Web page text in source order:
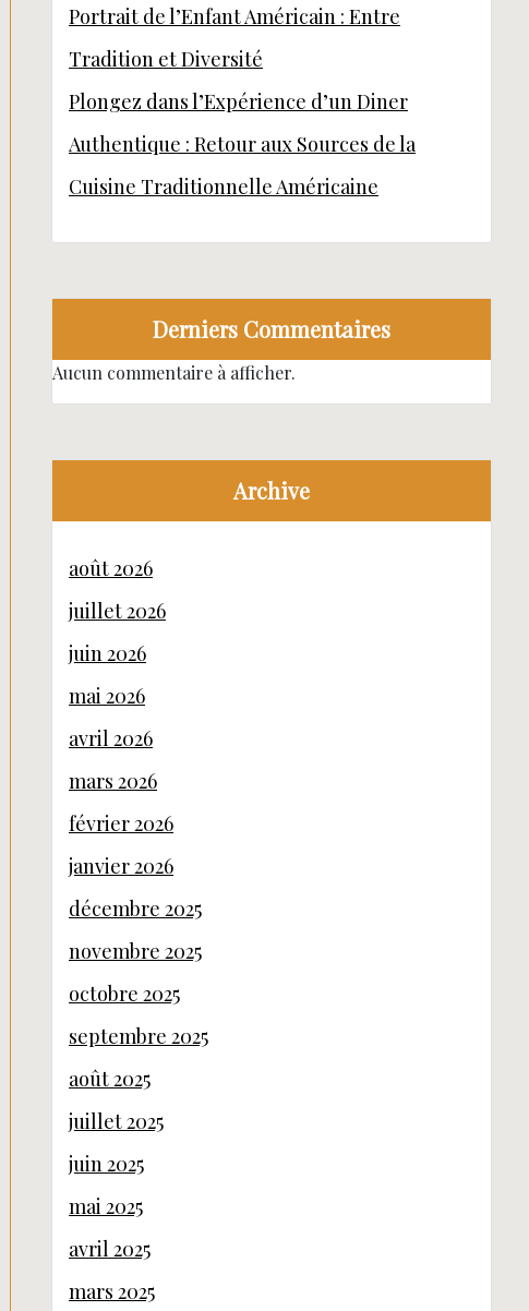
Portrait de l’Enfant Américain : Entre
Tradition et Diversité
Plongez dans l’Expérience d’un Diner
Authentique : Retour aux Sources de la
Cuisine Traditionnelle Américaine
Derniers Commentaires
Aucun commentaire à afficher.
Archive
août 2026
juillet 2026
juin 2026
mai 2026
avril 2026
mars 2026
février 2026
janvier 2026
décembre 2025
novembre 2025
octobre 2025
septembre 2025
août 2025
juillet 2025
juin 2025
mai 2025
avril 2025
mars 2025